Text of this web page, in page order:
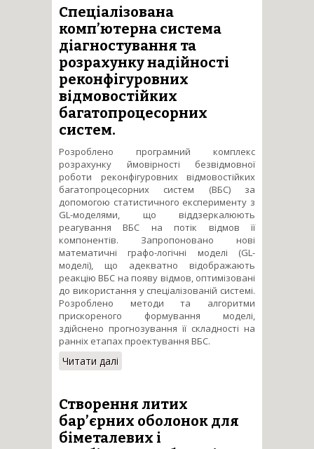
Спеціалізована
комп’ютерна система
діагностування та
розрахунку надійності
реконфігуровних
відмовостійких
багатопроцесорних
систем.
Розроблено програмний комплекс
розрахунку ймовірності безвідмовної
роботи реконфігуровних відмовостійких
багатопроцесорних систем (ВБС) за
допомогою статистичного експерименту з
GL-моделями, що віддзеркалюють
реагування ВБС на потік відмов її
компонентів. Запропоновано нові
математичні графо-логічні моделі (GL-
моделі), що адекватно відображають
реакцію ВБС на появу відмов, оптимізовані
до використання у спеціалізованій системі.
Розроблено методи та алгоритми
прискореного формування моделі,
здійснено прогнозування її складності на
ранніх етапах проектування ВБС.
Читати далі
комп’ютерна система
надійності реконфігуровних
відмовостійких
багатопроцесорних систем.
Створення литих
бар’єрних оболонок для
біметалевих і